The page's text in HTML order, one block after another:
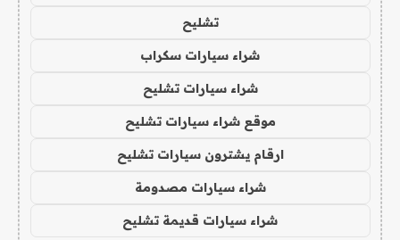
تشليح
شراء سيارات سكراب
شراء سيارات تشليح
موقع شراء سيارات تشليح
ارقام يشترون سيارات تشليح
شراء سيارات مصدومة
شراء سيارات قديمة تشليح